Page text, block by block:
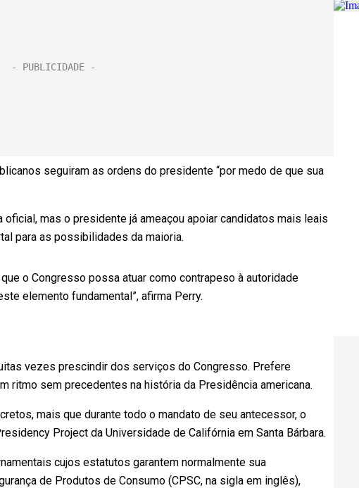
seguiram as ordens do presidente “por medo de que sua
oficial, mas o presidente já ameaçou apoiar candidatos mais leais
para as possibilidades da maioria.
o Congresso possa atuar como contrapeso à autoridade
elemento fundamental”, afirma Perry.
vezes prescindir dos serviços do Congresso. Prefere
ritmo sem precedentes na história da Presidência americana.
mais que durante todo o mandato de seu antecessor, o
Project da Universidade de Califórnia em Santa Bárbara.
cujos estatutos garantem normalmente sua
de Produtos de Consumo (CPSC, na sigla em inglês),